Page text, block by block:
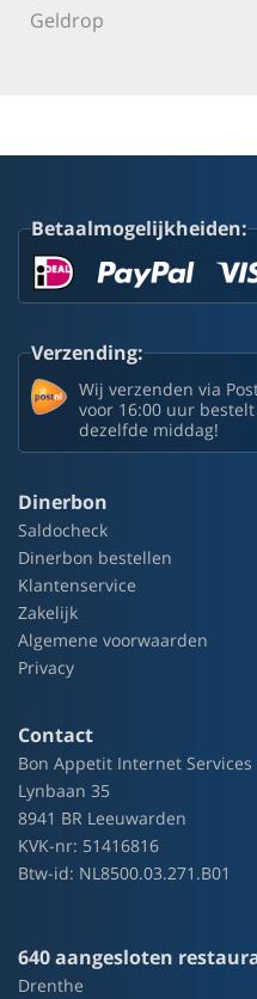
Geldrop
Betaalmogelijkheiden:
Verzending:
Wij verzenden via
voor 16:00 uur
dezelfde middag!
Dinerbon
Saldocheck
Dinerbon bestellen
Klantenservice
Zakelijk
Algemene voorwaarden
Privacy
Contact
Bon Appetit Internet Services
Lynbaan 35
8941 BR Leeuwarden
KVK-nr: 51416816
Btw-id: NL8500.03.271.B01
640 aangesloten
Drenthe